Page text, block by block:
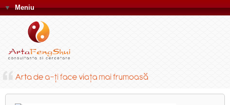
▼Meniu